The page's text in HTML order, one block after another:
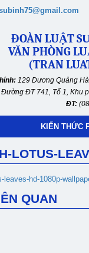
ĐOÀN LUẬT
VĂN PHÒNG
(TRAN
129 Dương Quảng
Đường ĐT 741, Tổ 1, Khu
ĐT:
KIẾN THỨC
LOTUS-
leaves-hd-1080p-
QUAN